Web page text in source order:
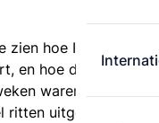
zien hoe Intercity
en hoe de
waren. Is deze
uitgevallen?